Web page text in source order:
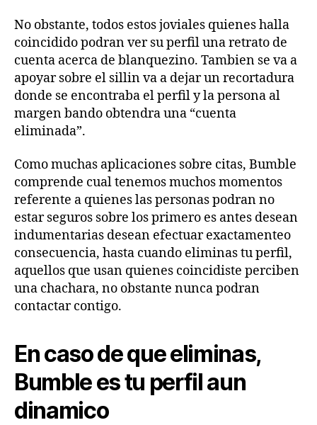
No obstante, todos estos joviales quienes halla
coincidido podran ver su perfil una retrato de
cuenta acerca de blanquezino. Tambien se va a
apoyar sobre el silli­n va a dejar un recortadura
donde se encontraba el perfil y la persona al
margen bando obtendra una “cuenta
eliminada”.
Como muchas aplicaciones sobre citas, Bumble
comprende cual tenemos muchos momentos
referente a quienes las personas podran no
estar seguros sobre los primero es antes desean
indumentarias desean efectuar exactamenteo
consecuencia, hasta cuando eliminas tu perfil,
aquellos que usan quienes coincidiste perciben
una chachara, no obstante nunca podran
contactar contigo.
En caso de que eliminas,
Bumble es tu perfil aun
dinamico